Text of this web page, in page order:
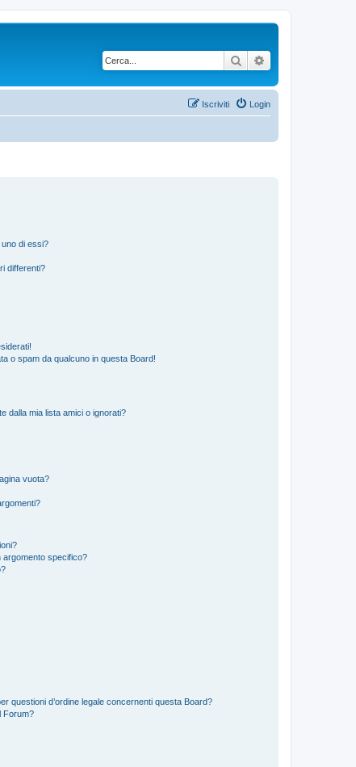
Cerca
Login
Iscriviti
di essi?
differenti?
o spam da qualcuno in questa Board!
dalla mia lista amici o ignorati?
vuota?
specifico?
questioni d’ordine legale concernenti questa Board?
Forum?